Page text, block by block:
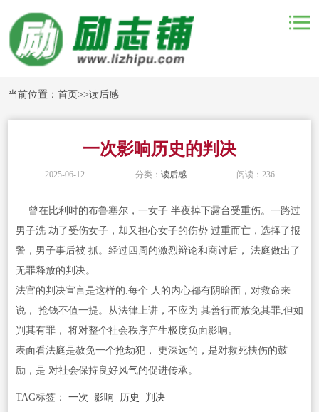
当前位置：首页>>读后感
一次影响历史的判决
2025-06-12 分类： 读后感 阅读：236
曾在比利时的布鲁塞尔，一女子 半夜掉下露台受重伤。一路过
男子洗 劫了受伤女子，却又担心女子的伤势 过重而亡，选择了报
警，男子事后被 抓。经过四周的激烈辩论和商讨后， 法庭做出了
无罪释放的判决。
法官的判决宣言是这样的:每个 人的内心都有阴暗面，对救命来
说， 抢钱不值一提。从法律上讲，不应为 其善行而放免其罪;但如
判其有罪， 将对整个社会秩序产生极度负面影响。
表面看法庭是赦免一个抢劫犯， 更深远的，是对救死扶伤的鼓
励，是 对社会保持良好风气的促进传承。
TAG标签： 一次 影响 历史 判决